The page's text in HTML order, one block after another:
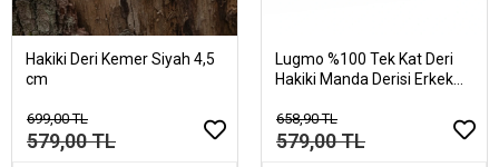
Hakiki Deri Kemer Siyah 4,5
cm
699,00 TL
579,00 TL
Lugmo %100 Tek Kat Deri
Hakiki Manda Derisi Erkek
658,90 TL
579,00 TL